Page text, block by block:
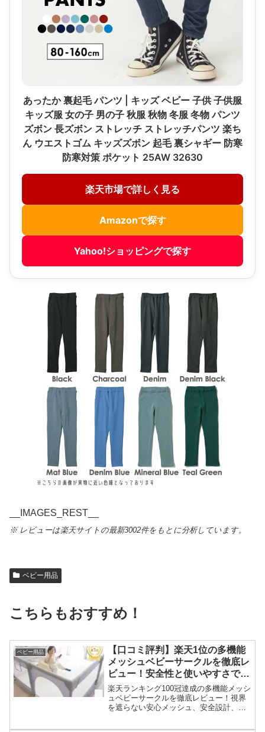
あったか 裏起毛 パンツ | キッズ ベビー 子供 子供服
キッズ服 女の子 男の子 秋服 秋物 冬服 冬物 パンツ
ズボン 長ズボン ストレッチ ストレッチパンツ 楽ち
ん ウエストゴム キッズズボン 起毛 裏シャギー 防寒
防寒対策 ポケット 25AW 32630
楽天市場で詳しく見る
Amazonで探す
Yahoo!ショッピングで探す
__IMAGES_REST__
※ レビューは楽天サイトの最新3002件をもとに分析しています。
ベビー用品
こちらもおすすめ！
ベビー用品
【口コミ評判】楽天1位の多機能
メッシュベビーサークルを徹底レ
ビュー！安全性と使いやすさで選
ぶならコレ！
楽天ランキング100冠達成の多機能メッシ
ュベビーサークルを徹底レビュー！視界
を遮らない安心メッシュ、安全設計、簡